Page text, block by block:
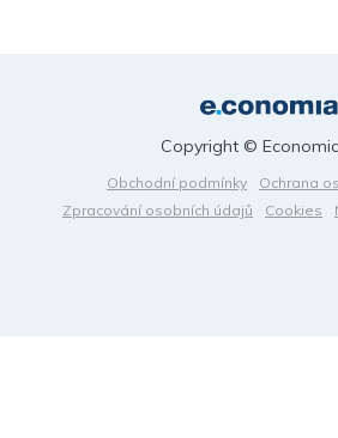
Obchodní podmínky
Ochrana
Zpracování osobních údajů
Cookies
Copyright ©